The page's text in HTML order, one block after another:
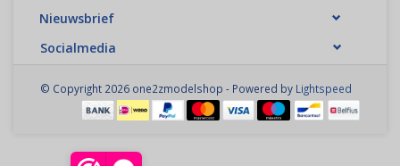
Nieuwsbrief
Socialmedia
© Copyright 2026 one2zmodelshop - Powered by Lightspeed